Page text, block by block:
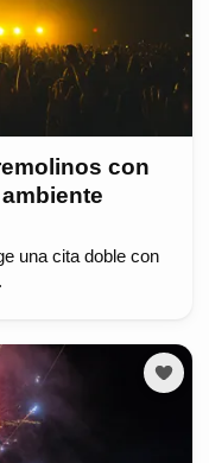
con
una cita doble con